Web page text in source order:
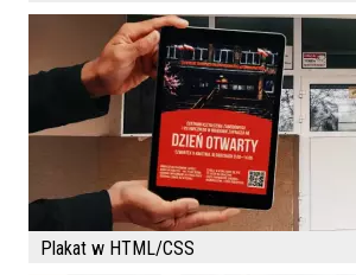
Plakat w HTML/CSS